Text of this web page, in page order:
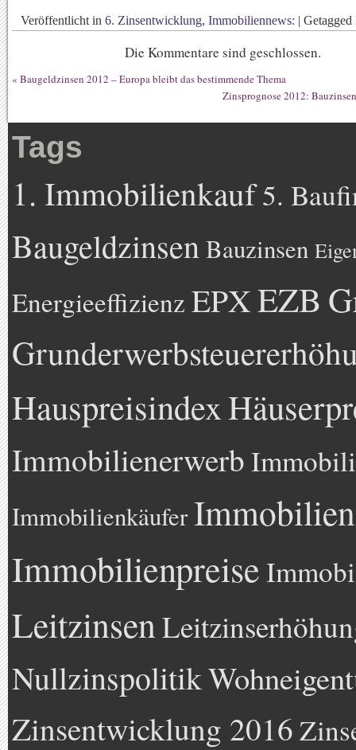
Veröffentlicht in 6. Zinsentwicklung, Immobiliennews: | Getagged
Die Kommentare sind geschlossen.
« Baugeldzinsen 2012 – Europa bleibt das bestimmende Thema
Zinsprognose 2012:
Tags
1. Immobilienkauf5.
BaugeldzinsenBauzinsen
Energieeffizienz EPXEZB
Hauspreisindex
Immobilienerwerb
Immobilienkäufer
Immobilienpreise
Leitzinsen
Nullzinspolitik
Zinsentwicklung 2016